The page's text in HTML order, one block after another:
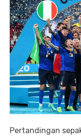
Pertandingan